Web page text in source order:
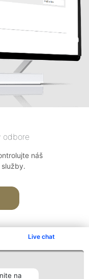
Live chat
na
odbore
náš
Kontakt